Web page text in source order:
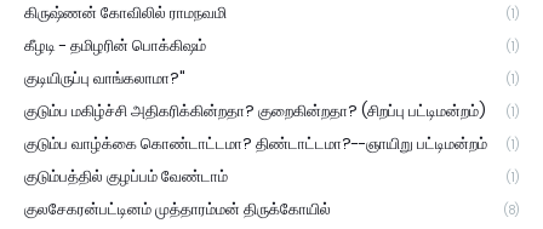
கிருஷ்ணன் கோவிலில் ராமநவமி (1)
கீழடி - தமிழரின் பொக்கிஷம் (1)
குடியிருப்பு வாங்கலாமா?" (1)
குடும்ப மகிழ்ச்சி அதிகரிக்கின்றதா? குறைகின்றதா? (சிறப்பு பட்டிமன்றம்) (1)
குடும்ப வாழ்க்கை கொண்டாட்டமா? திண்டாட்டமா?--ஞாயிறு பட்டிமன்றம் (1)
குடும்பத்தில் குழப்பம் வேண்டாம் (1)
குலசேகரன்பட்டினம் முத்தாரம்மன் திருக்கோயில் (8)